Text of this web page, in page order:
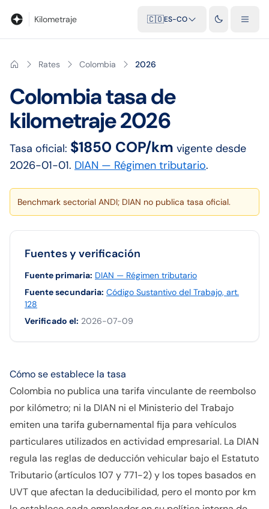
Kilometraje 🇨🇴ES-CO
Rates Colombia 2026
Colombiatasa de
kilometraje2026
Tasa oficial: $1850 COP/km vigente desde
2026-01-01. DIAN — Régimen tributario.
Benchmark sectorial ANDI; DIAN no publica tasa oficial.
Fuentes y verificación
Fuente primaria: DIAN — Régimen tributario
Fuente secundaria: Código Sustantivo del Trabajo, art.
128
Verificado el: 2026-07-09
Cómo se establece la tasa
Colombia no publica una tarifa vinculante de reembolso
por kilómetro; ni la DIAN ni el Ministerio del Trabajo
emiten una tarifa gubernamental fija para vehículos
particulares utilizados en actividad empresarial. La DIAN
regula las reglas de deducción vehicular bajo el Estatuto
Tributario (artículos 107 y 771-2) y los topes basados en
UVT que afectan la deducibilidad, pero el monto por km